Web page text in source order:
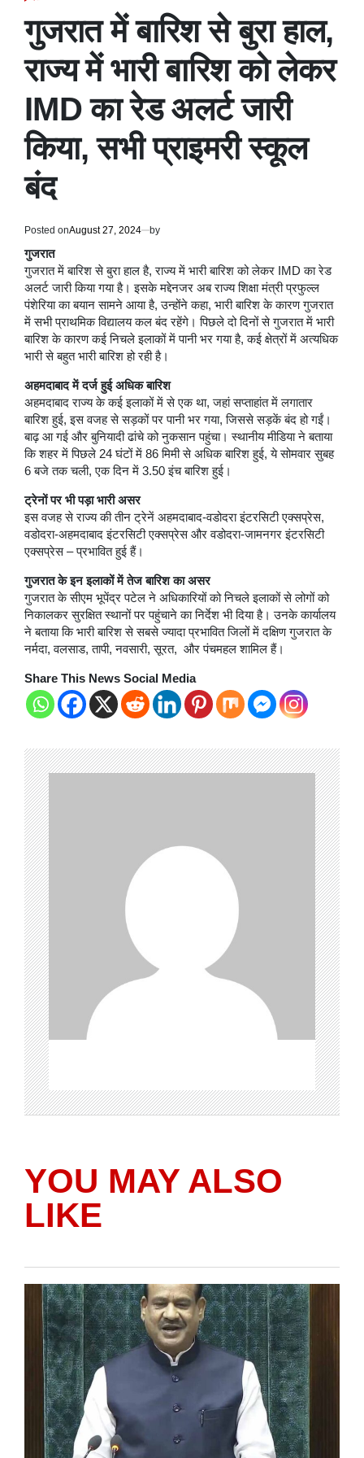
गुजरात में बारिश से बुरा हाल,
राज्य में भारी बारिश को लेकर
IMD का रेड अलर्ट जारी
किया, सभी प्राइमरी स्कूल
बंद
Posted onAugust 27, 2024 by
गुजरात
गुजरात में बारिश से बुरा हाल है, राज्य में भारी बारिश को लेकर IMD का रेड
अलर्ट जारी किया गया है। इसके मद्देनजर अब राज्य शिक्षा मंत्री प्रफुल्ल
पंशेरिया का बयान सामने आया है, उन्होंने कहा, भारी बारिश के कारण गुजरात
में सभी प्राथमिक विद्यालय कल बंद रहेंगे। पिछले दो दिनों से गुजरात में भारी
बारिश के कारण कई निचले इलाकों में पानी भर गया है, कई क्षेत्रों में अत्यधिक
भारी से बहुत भारी बारिश हो रही है।
अहमदाबाद में दर्ज हुई अधिक बारिश
अहमदाबाद राज्य के कई इलाकों में से एक था, जहां सप्ताहांत में लगातार
बारिश हुई, इस वजह से सड़कों पर पानी भर गया, जिससे सड़कें बंद हो गईं।
बाढ़ आ गई और बुनियादी ढांचे को नुकसान पहुंचा। स्थानीय मीडिया ने बताया
कि शहर में पिछले 24 घंटों में 86 मिमी से अधिक बारिश हुई, ये सोमवार सुबह
6 बजे तक चली, एक दिन में 3.50 इंच बारिश हुई।
ट्रेनों पर भी पड़ा भारी असर
इस वजह से राज्य की तीन ट्रेनें अहमदाबाद-वडोदरा इंटरसिटी एक्सप्रेस,
वडोदरा-अहमदाबाद इंटरसिटी एक्सप्रेस और वडोदरा-जामनगर इंटरसिटी
एक्सप्रेस – प्रभावित हुई हैं।
गुजरात के इन इलाकों में तेज बारिश का असर
गुजरात के सीएम भूपेंद्र पटेल ने अधिकारियों को निचले इलाकों से लोगों को
निकालकर सुरक्षित स्थानों पर पहुंचाने का निर्देश भी दिया है। उनके कार्यालय
ने बताया कि भारी बारिश से सबसे ज्यादा प्रभावित जिलों में दक्षिण गुजरात के
नर्मदा, वलसाड, तापी, नवसारी, सूरत, और पंचमहल शामिल हैं।
Share This News Social Media
YOU MAY ALSO
LIKE